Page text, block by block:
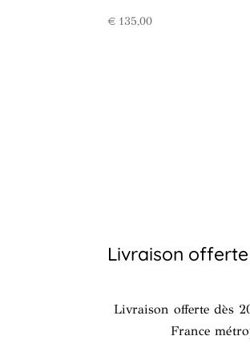
€ 135,00
Livraison offerte
Livraison offerte dès
France